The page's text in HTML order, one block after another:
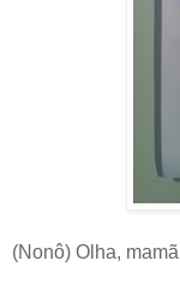
(Nonô) Olha,